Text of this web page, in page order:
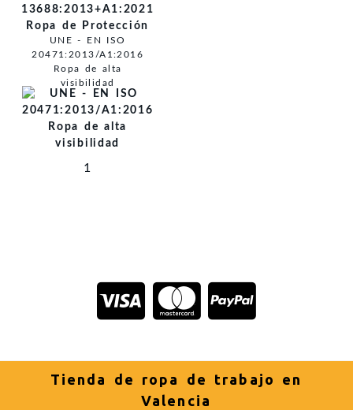
UNE - EN ISO
20471:2013/A1:2016
Ropa de alta
visibilidad
1
Tienda de ropa de trabajo en
Valencia